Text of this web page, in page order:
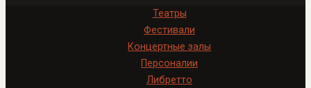
Театры
Фестивали
Концертные залы
Персоналии
Либретто